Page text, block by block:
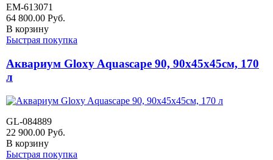
EM-613071
64 800.00 Руб.
В корзину
Быстрая покупка
Аквариум Gloxy Aquascape 90, 90х45х45см, 170
л
GL-084889
22 900.00 Руб.
В корзину
Быстрая покупка